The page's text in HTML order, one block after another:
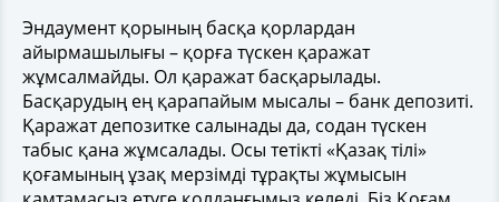
Эндаумент қорының басқа қорлардан
айырмашылығы – қорға түскен қаражат
жұмсалмайды. Ол қаражат басқарылады.
Басқарудың ең қарапайым мысалы – банк депозиті.
Қаражат депозитке салынады да, содан түскен
табыс қана жұмсалады. Осы тетікті «Қазақ тілі»
қоғамының ұзақ мерзімді тұрақты жұмысын